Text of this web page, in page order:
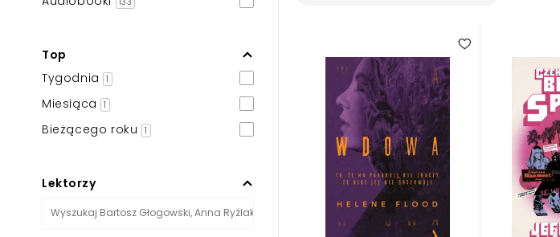
Top
Tygodnia 1
Miesiąca 1
Bieżącego roku 1
Lektorzy
Pomoc w czytaniu
Podkreślenie linków